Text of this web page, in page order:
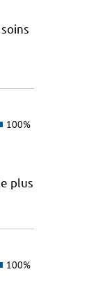
100%
plus
100%